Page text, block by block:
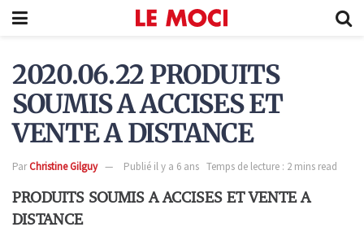
2020.06.22 PRODUITS
SOUMIS A ACCISES ET
VENTE A DISTANCE
ParChristine Gilguy Publié il y a 6 ans Temps de lecture : 2 mins read
PRODUITS SOUMIS A ACCISES ET VENTE A
DISTANCE